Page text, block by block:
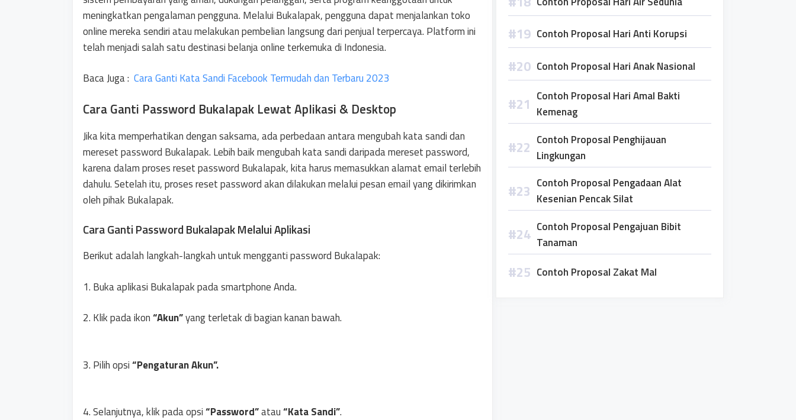
meningkatkan pengalaman pengguna. Melalui Bukalapak, pengguna dapat menjalankan toko
online mereka sendiri atau melakukan pembelian langsung dari penjual terpercaya. Platform ini
telah menjadi salah satu destinasi belanja online terkemuka di Indonesia.
Baca Juga : Cara Ganti Kata Sandi Facebook Termudah dan Terbaru 2023
Cara Ganti Password Bukalapak Lewat Aplikasi & Desktop
Jika kita memperhatikan dengan saksama, ada perbedaan antara mengubah kata sandi dan
mereset password Bukalapak. Lebih baik mengubah kata sandi daripada mereset password,
karena dalam proses reset password Bukalapak, kita harus memasukkan alamat email terlebih
dahulu. Setelah itu, proses reset password akan dilakukan melalui pesan email yang dikirimkan
oleh pihak Bukalapak.
Cara Ganti Password Bukalapak Melalui Aplikasi
Berikut adalah langkah-langkah untuk mengganti password Bukalapak:
1. Buka aplikasi Bukalapak pada smartphone Anda.
2. Klik pada ikon“Akun”yang terletak di bagian kanan bawah.
3. Pilih opsi“Pengaturan Akun”.
4. Selanjutnya, klik pada opsi“Password”atau“Kata Sandi”.
Contoh Proposal Hari Anti Korupsi
Contoh Proposal Hari Anak Nasional
Contoh Proposal Hari Amal Bakti
Kemenag
Contoh Proposal Penghijauan
Lingkungan
Contoh Proposal Pengadaan Alat
Kesenian Pencak Silat
Contoh Proposal Pengajuan Bibit
Tanaman
Contoh Proposal Zakat Mal